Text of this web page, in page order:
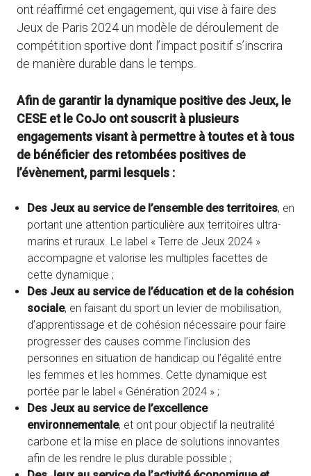
ont réaffirmé cet engagement, qui vise à faire des
Jeux de Paris 2024 un modèle de déroulement de
compétition sportive dont l’impact positif s’inscrira
de manière durable dans le temps.
Afin de garantir la dynamique positive des Jeux, le
CESE et le CoJo ont souscrit à plusieurs
engagements visant à permettre à toutes et à tous
de bénéficier des retombées positives de
l’évènement, parmi lesquels :
Des Jeux au service de l’ensemble des territoires, en
portant une attention particulière aux territoires ultra-
marins et ruraux. Le label « Terre de Jeux 2024 »
accompagne et valorise les multiples facettes de
cette dynamique ;
Des Jeux au service de l’éducation et de la cohésion
sociale, en faisant du sport un levier de mobilisation,
d’apprentissage et de cohésion nécessaire pour faire
progresser des causes comme l’inclusion des
personnes en situation de handicap ou l’égalité entre
les femmes et les hommes. Cette dynamique est
portée par le label « Génération 2024 » ;
Des Jeux au service de l’excellence
environnementale, et ont pour objectif la neutralité
carbone et la mise en place de solutions innovantes
afin de les rendre le plus durable possible ;